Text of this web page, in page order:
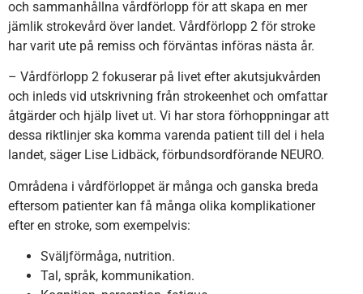
och sammanhållna vårdförlopp för att skapa en mer
jämlik strokevård över landet. Vårdförlopp 2 för stroke
har varit ute på remiss och förväntas införas nästa år.
– Vårdförlopp 2 fokuserar på livet efter akutsjukvården
och inleds vid utskrivning från strokeenhet och omfattar
åtgärder och hjälp livet ut. Vi har stora förhoppningar att
dessa riktlinjer ska komma varenda patient till del i hela
landet, säger Lise Lidbäck, förbundsordförande NEURO.
Områdena i vårdförloppet är många och ganska breda
eftersom patienter kan få många olika komplikationer
efter en stroke, som exempelvis:
Sväljförmåga, nutrition.
Tal, språk, kommunikation.